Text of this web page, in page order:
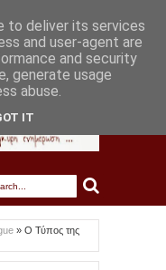
» Ο Τύπος της
to deliver its services
and user-agent are
and security
generate usage
abuse.
IT